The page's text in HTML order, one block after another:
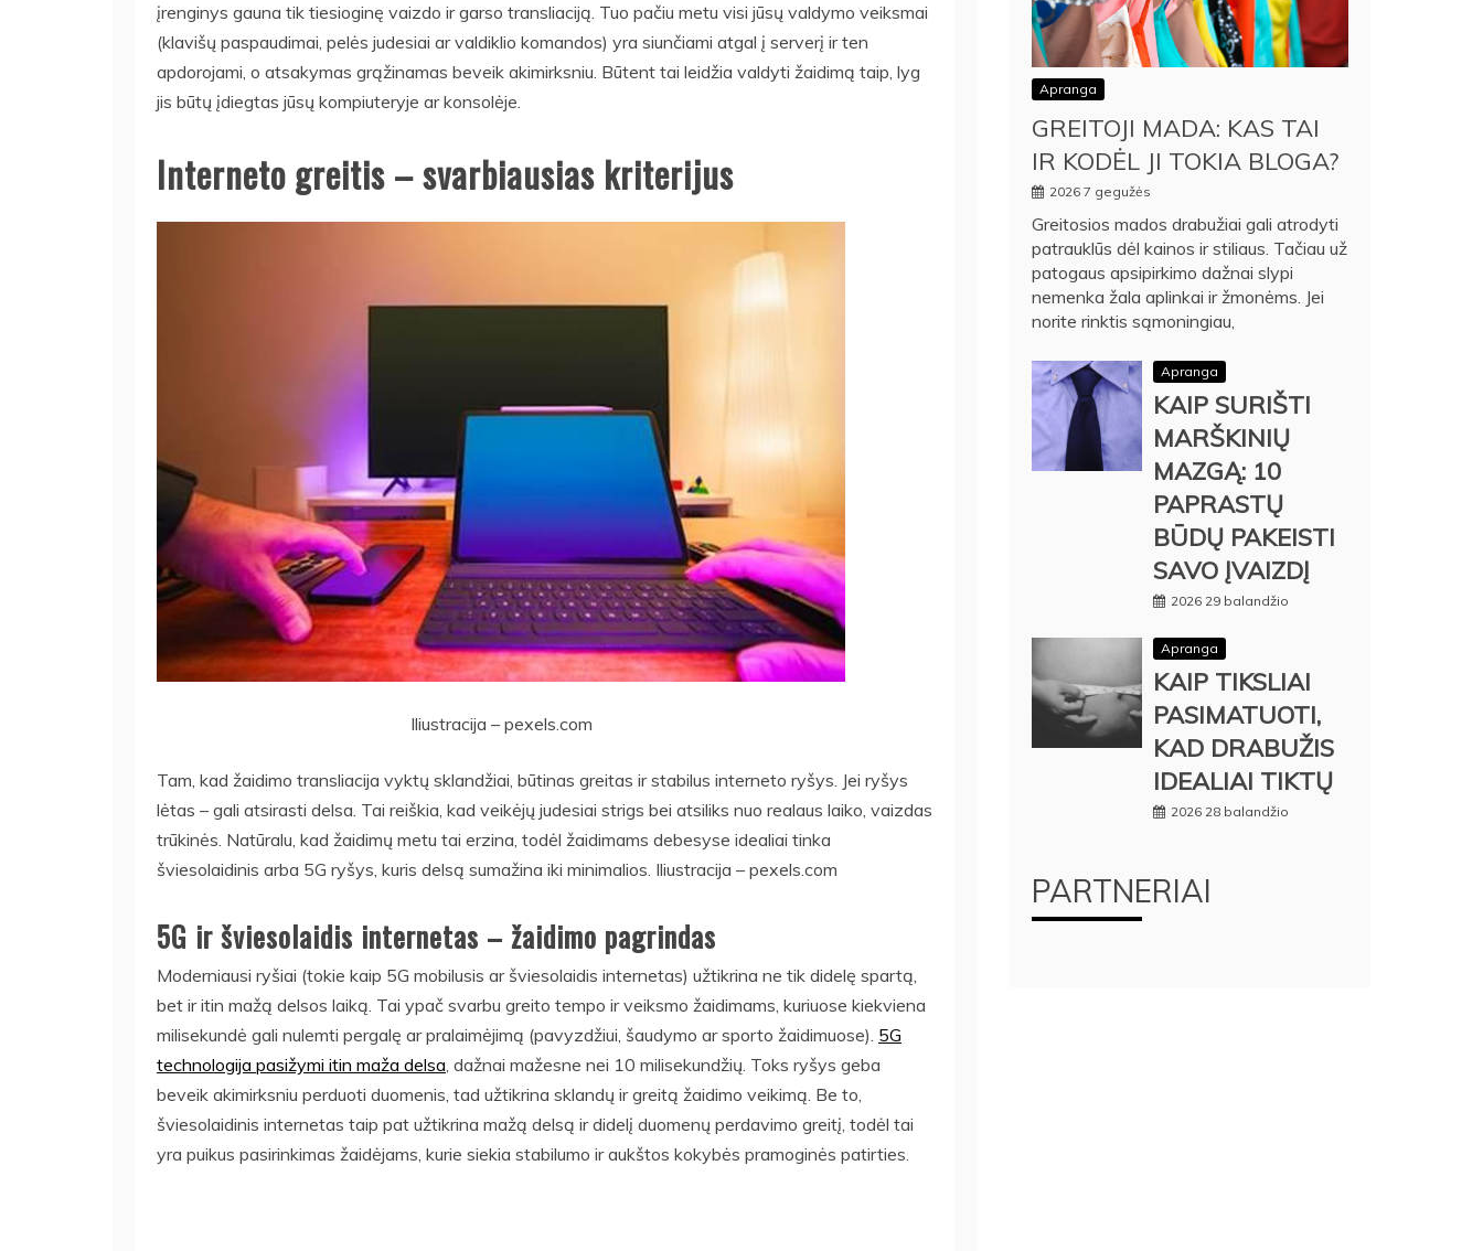
įrenginys gauna tik tiesioginę vaizdo ir garso transliaciją. Tuo pačiu metu visi jūsų valdymo veiksmai
(klavišų paspaudimai, pelės judesiai ar valdiklio komandos) yra siunčiami atgal į serverį ir ten
apdorojami, o atsakymas grąžinamas beveik akimirksniu. Būtent tai leidžia valdyti žaidimą taip, lyg
jis būtų įdiegtas jūsų kompiuteryje ar konsolėje.
Interneto greitis – svarbiausias kriterijus
Iliustracija – pexels.com
Tam, kad žaidimo transliacija vyktų sklandžiai, būtinas greitas ir stabilus interneto ryšys. Jei ryšys
lėtas – gali atsirasti delsa. Tai reiškia, kad veikėjų judesiai strigs bei atsiliks nuo realaus laiko, vaizdas
trūkinės. Natūralu, kad žaidimų metu tai erzina, todėl žaidimams debesyse idealiai tinka
šviesolaidinis arba 5G ryšys, kuris delsą sumažina iki minimalios. Iliustracija – pexels.com
5G ir šviesolaidis internetas – žaidimo pagrindas
Moderniausi ryšiai (tokie kaip 5G mobilusis ar šviesolaidis internetas) užtikrina ne tik didelę spartą,
bet ir itin mažą delsos laiką. Tai ypač svarbu greito tempo ir veiksmo žaidimams, kuriuose kiekviena
milisekundė gali nulemti pergalę ar pralaimėjimą (pavyzdžiui, šaudymo ar sporto žaidimuose). 5G
technologija pasižymi itin maža delsa, dažnai mažesne nei 10 milisekundžių. Toks ryšys geba
beveik akimirksniu perduoti duomenis, tad užtikrina sklandų ir greitą žaidimo veikimą. Be to,
šviesolaidinis internetas taip pat užtikrina mažą delsą ir didelį duomenų perdavimo greitį, todėl tai
yra puikus pasirinkimas žaidėjams, kurie siekia stabilumo ir aukštos kokybės pramoginės patirties.
Apranga
GREITOJI MADA: KAS TAI
IR KODĖL JI TOKIA BLOGA?
2026 7 gegužės
Greitosios mados drabužiai gali atrodyti
patrauklūs dėl kainos ir stiliaus. Tačiau už
patogaus apsipirkimo dažnai slypi
nemenka žala aplinkai ir žmonėms. Jei
norite rinktis sąmoningiau,
Apranga
KAIP SURIŠTI
MARŠKINIŲ
MAZGĄ: 10
PAPRASTŲ
BŪDŲ PAKEISTI
SAVO ĮVAIZDĮ
2026 29 balandžio
Apranga
KAIP TIKSLIAI
PASIMATUOTI,
KAD DRABUŽIS
IDEALIAI TIKTŲ
2026 28 balandžio
PARTNERIAI